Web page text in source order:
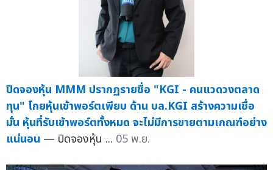
ปิดจองหุ้น MMM ปรากฏรายชื่อ "KGI - คนแวดวงตลาด
ทุน" โกยหุ้นเข้าพอร์ตเพียบ ด้าน บล.KGI สร้างความเชื่อ
มั่น หุ้นที่รับเข้าพอร์ตทั้งหมด จะไม่มีการขายตามเกณฑ์อย่าง
แน่นอน — ปิดจองหุ้น ... 05 พ.ย.